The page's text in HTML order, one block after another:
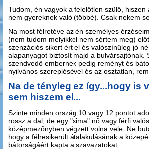
Tudom, én vagyok a felelőtlen szülő, hiszen
nem gyereknek való (többé). Csak nekem
Na most félretéve az én személyes
(nem tudom melyikkel nem sértem meg)
szenzációs sikert ért el és valószínűleg jó
alapanyagot biztosít majd a bulvársajtónak.
szendvedő embernek pedig reményt és
nyilvános szereplésével és az osztatlan,
Na de tényleg ez így...hogy is
sem hiszem el...
Szinte minden ország 10 vagy 12 pontot
rossz a dal, de egy "sima" nő vagy férfi
középmezőnyben végzett volna vele. Ne
hogy a félresikerült átalakulásának a
bátorságáért kapta a szavazatokat.